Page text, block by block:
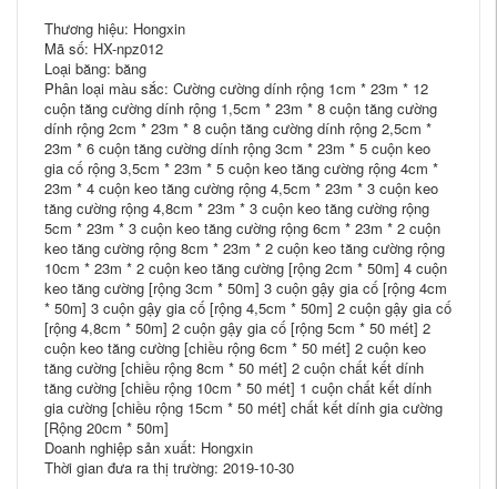
Thương hiệu: Hongxin
Mã số: HX-npz012
Loại băng: băng
Phân loại màu sắc: Cường cường dính rộng 1cm * 23m * 12
cuộn tăng cường dính rộng 1,5cm * 23m * 8 cuộn tăng cường
dính rộng 2cm * 23m * 8 cuộn tăng cường dính rộng 2,5cm *
23m * 6 cuộn tăng cường dính rộng 3cm * 23m * 5 cuộn keo
gia cố rộng 3,5cm * 23m * 5 cuộn keo tăng cường rộng 4cm *
23m * 4 cuộn keo tăng cường rộng 4,5cm * 23m * 3 cuộn keo
tăng cường rộng 4,8cm * 23m * 3 cuộn keo tăng cường rộng
5cm * 23m * 3 cuộn keo tăng cường rộng 6cm * 23m * 2 cuộn
keo tăng cường rộng 8cm * 23m * 2 cuộn keo tăng cường rộng
10cm * 23m * 2 cuộn keo tăng cường [rộng 2cm * 50m] 4 cuộn
keo tăng cường [rộng 3cm * 50m] 3 cuộn gậy gia cố [rộng 4cm
* 50m] 3 cuộn gậy gia cố [rộng 4,5cm * 50m] 2 cuộn gậy gia cố
[rộng 4,8cm * 50m] 2 cuộn gậy gia cố [rộng 5cm * 50 mét] 2
cuộn keo tăng cường [chiều rộng 6cm * 50 mét] 2 cuộn keo
tăng cường [chiều rộng 8cm * 50 mét] 2 cuộn chất kết dính
tăng cường [chiều rộng 10cm * 50 mét] 1 cuộn chất kết dính
gia cường [chiều rộng 15cm * 50 mét] chất kết dính gia cường
[Rộng 20cm * 50m]
Doanh nghiệp sản xuất: Hongxin
Thời gian đưa ra thị trường: 2019-10-30